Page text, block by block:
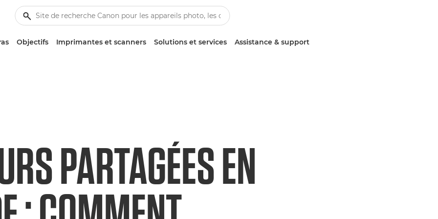
Objectifs Imprimantes et scanners Solutions et services Assistance & support
PARTAGÉES EN